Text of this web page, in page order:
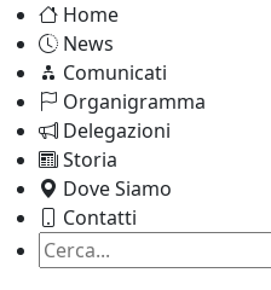
Home
News
Comunicati
Organigramma
Delegazioni
Storia
Dove Siamo
Contatti